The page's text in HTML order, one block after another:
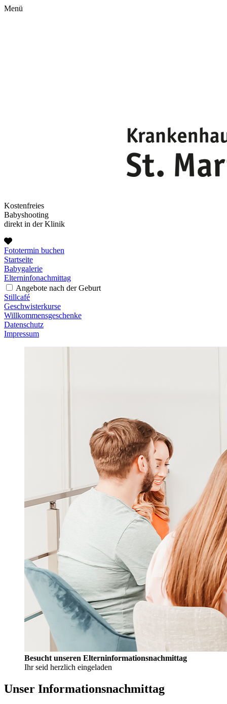
Menü
Kostenfreies
Babyshooting
direkt in der Klinik
Fototermin buchen
Startseite
Babygalerie
Elterninfonachmittag
Angebote nach der Geburt
Stillcafé
Geschwisterkurse
Willkommensgeschenke
Datenschutz
Impressum
Besucht unseren Elterninformationsnachmittag
Ihr seid herzlich eingeladen
Unser Informationsnachmittag